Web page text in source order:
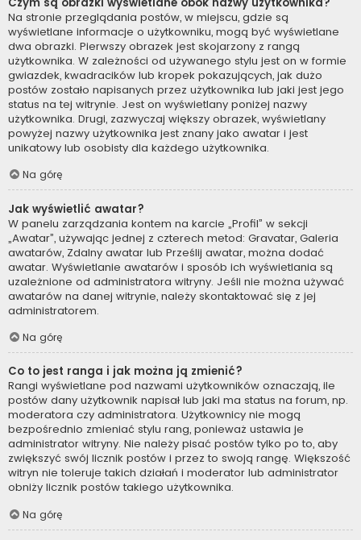
Na stronie przeglądania postów, w miejscu, gdzie są
wyświetlane informacje o użytkowniku, mogą być wyświetlane
dwa obrazki. Pierwszy obrazek jest skojarzony z rangą
użytkownika. W zależności od używanego stylu jest on w formie
gwiazdek, kwadracików lub kropek pokazujących, jak dużo
postów zostało napisanych przez użytkownika lub jaki jest jego
status na tej witrynie. Jest on wyświetlany poniżej nazwy
użytkownika. Drugi, zazwyczaj większy obrazek, wyświetlany
powyżej nazwy użytkownika jest znany jako awatar i jest
unikatowy lub osobisty dla każdego użytkownika.
Na górę
Jak wyświetlić awatar?
W panelu zarządzania kontem na karcie „Profil” w sekcji
„Awatar”, używając jednej z czterech metod: Gravatar, Galeria
awatarów, Zdalny awatar lub Prześlij awatar, można dodać
awatar. Wyświetlanie awatarów i sposób ich wyświetlania są
uzależnione od administratora witryny. Jeśli nie można używać
awatarów na danej witrynie, należy skontaktować się z jej
administratorem.
Na górę
Co to jest ranga i jak można ją zmienić?
Rangi wyświetlane pod nazwami użytkowników oznaczają, ile
postów dany użytkownik napisał lub jaki ma status na forum, np.
moderatora czy administratora. Użytkownicy nie mogą
bezpośrednio zmieniać stylu rang, ponieważ ustawia je
administrator witryny. Nie należy pisać postów tylko po to, aby
zwiększyć swój licznik postów i przez to swoją rangę. Większość
witryn nie toleruje takich działań i moderator lub administrator
obniży licznik postów takiego użytkownika.
Na górę